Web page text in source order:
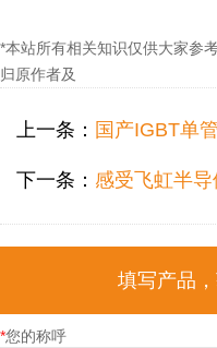
*本站所有相关知识仅供大家参
归原作者及
上一条： 国产IGBT单管引领电
下一条： 感受飞虹半导体
填写产品
*您的称呼